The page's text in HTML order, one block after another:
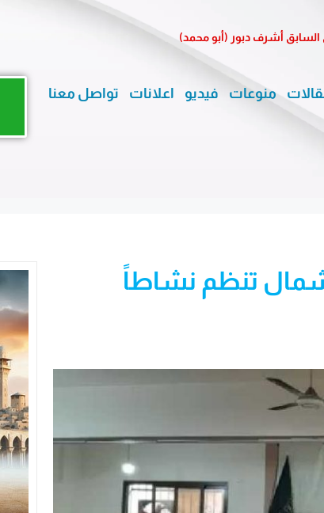
السابق أشرف دبور (أبو محمد)
منوعات فيديو اعلانات تواصل معنا
تنظم نشاطاً